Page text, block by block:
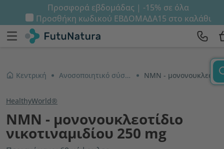
Προσφορά εβδομάδας | -15% σε όλα
Προσθήκη κωδικού ΕΒΔΟΜΑΔΑ15 στο καλάθι
Κεντρική Ανοσοποιητικό σύστημα και ενέργεια
HealthyWorld®
NMN - μονονουκλεοτίδιο
νικοτιναμιδίου 250 mg